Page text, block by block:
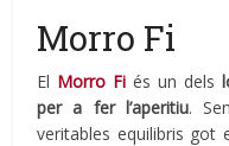
Morro Fi
El Morro Fi és un dels
per a fer l’aperitiu.
veritables equilibris got